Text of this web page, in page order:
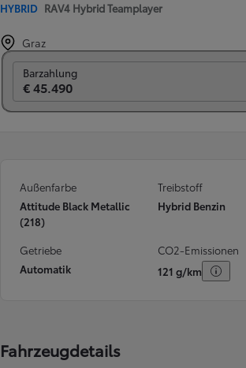
HYBRID RAV4 Hybrid Teamplayer
Graz
Barzahlung
€ 45.490
Außenfarbe
Attitude Black Metallic
(218)
Treibstoff
Hybrid Benzin
Getriebe
Automatik
CO2-Emissionen
121 g/km
Fahrzeugdetails